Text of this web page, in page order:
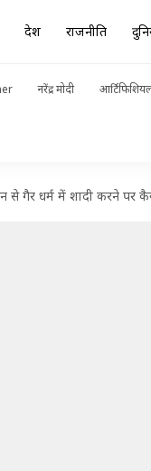
देश राजनीति
नरेंद्र मोदी
से गैर धर्म में शादी करने पर